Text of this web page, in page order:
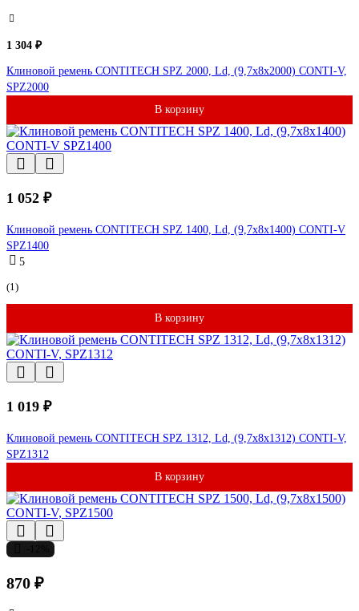
1 304 ₽
Клиновой ремень CONTITECH SPZ 2000, Ld, (9,7x8x2000) CONTI-V,
SPZ2000
В корзину
1 052 ₽
Клиновой ремень CONTITECH SPZ 1400, Ld, (9,7x8x1400) CONTI-V
SPZ1400
5
(1)
В корзину
1 019 ₽
Клиновой ремень CONTITECH SPZ 1312, Ld, (9,7x8x1312) CONTI-V,
SPZ1312
В корзину
870 ₽